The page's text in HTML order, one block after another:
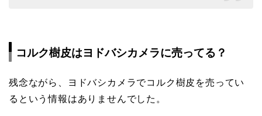
コルク樹皮はヨドバシカメラに売ってる？
残念ながら、ヨドバシカメラでコルク樹皮を売ってい
るという情報はありませんでした。